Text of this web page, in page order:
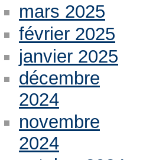
mars 2025
février 2025
janvier 2025
décembre
2024
novembre
2024